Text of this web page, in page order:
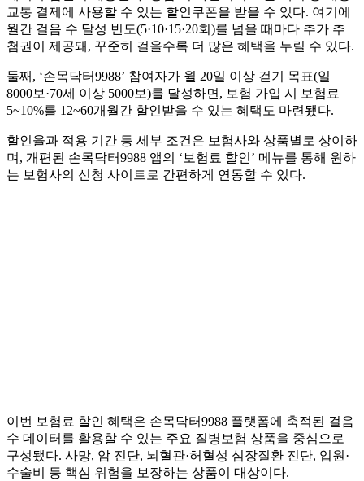
교통 결제에 사용할 수 있는 할인쿠폰을 받을 수 있다. 여기에
월간 걸음 수 달성 빈도(5·10·15·20회)를 넘을 때마다 추가 추
첨권이 제공돼, 꾸준히 걸을수록 더 많은 혜택을 누릴 수 있다.
둘째, ‘손목닥터9988’ 참여자가 월 20일 이상 걷기 목표(일
8000보·70세 이상 5000보)를 달성하면, 보험 가입 시 보험료
5~10%를 12~60개월간 할인받을 수 있는 혜택도 마련됐다.
할인율과 적용 기간 등 세부 조건은 보험사와 상품별로 상이하
며, 개편된 손목닥터9988 앱의 ‘보험료 할인’ 메뉴를 통해 원하
는 보험사의 신청 사이트로 간편하게 연동할 수 있다.
이번 보험료 할인 혜택은 손목닥터9988 플랫폼에 축적된 걸음
수 데이터를 활용할 수 있는 주요 질병보험 상품을 중심으로
구성됐다. 사망, 암 진단, 뇌혈관·허혈성 심장질환 진단, 입원·
수술비 등 핵심 위험을 보장하는 상품이 대상이다.